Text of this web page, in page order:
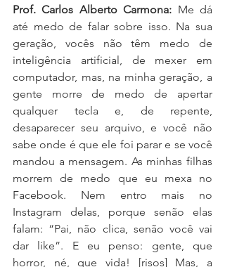
Prof. Carlos Alberto Carmona: Me dá
até medo de falar sobre isso. Na sua
geração, vocês não têm medo de
inteligência artificial, de mexer em
computador, mas, na minha geração, a
gente morre de medo de apertar
qualquer tecla e, de repente,
desaparecer seu arquivo, e você não
sabe onde é que ele foi parar e se você
mandou a mensagem. As minhas filhas
morrem de medo que eu mexa no
Facebook. Nem entro mais no
Instagram delas, porque senão elas
falam: “Pai, não clica, senão você vai
dar like”. E eu penso: gente, que
horror, né, que vida! [risos] Mas, a